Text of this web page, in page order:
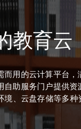
教育
而用的云计算平台
自助服务门户提供
境、云盘存储等多